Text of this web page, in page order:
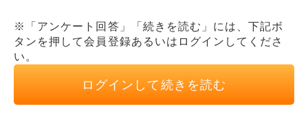
※「アンケート回答」「続きを読む」には、下記ボ
タンを押して会員登録あるいはログインしてくださ
い。
ログインして続きを読む